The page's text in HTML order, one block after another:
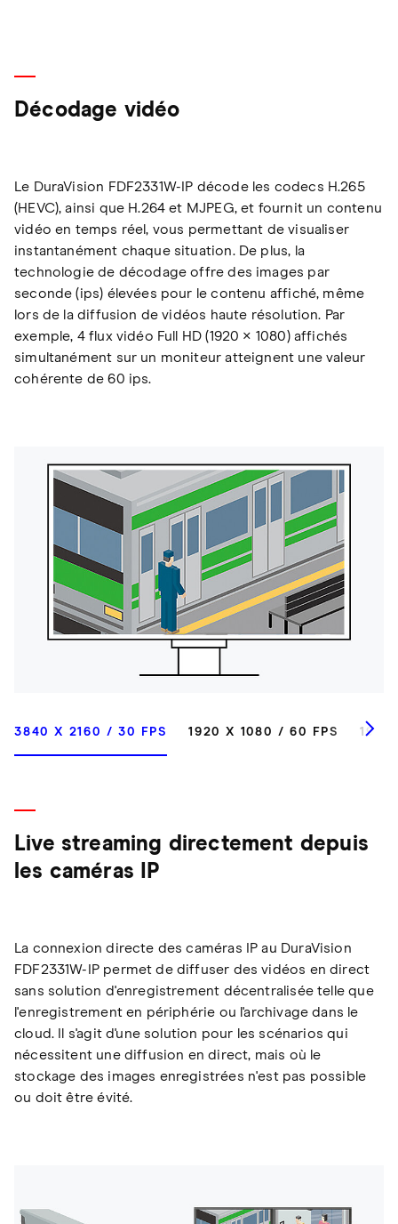
Décodage vidéo
Le DuraVision FDF2331W-IP décode les codecs H.265
(HEVC), ainsi que H.264 et MJPEG, et fournit un contenu
vidéo en temps réel, vous permettant de visualiser
instantanément chaque situation. De plus, la
technologie de décodage offre des images par
seconde (ips) élevées pour le contenu affiché, même
lors de la diffusion de vidéos haute résolution. Par
exemple, 4 flux vidéo Full HD (1920 × 1080) affichés
simultanément sur un moniteur atteignent une valeur
cohérente de 60 ips.
3840 X 2160 / 30 FPS 1920 X 1080 / 60 FPS 1920
Live streaming directement depuis
les caméras IP
La connexion directe des caméras IP au DuraVision
FDF2331W-IP permet de diffuser des vidéos en direct
sans solution d'enregistrement décentralisée telle que
l'enregistrement en périphérie ou l'archivage dans le
cloud. Il s'agit d'une solution pour les scénarios qui
nécessitent une diffusion en direct, mais où le
stockage des images enregistrées n'est pas possible
ou doit être évité.